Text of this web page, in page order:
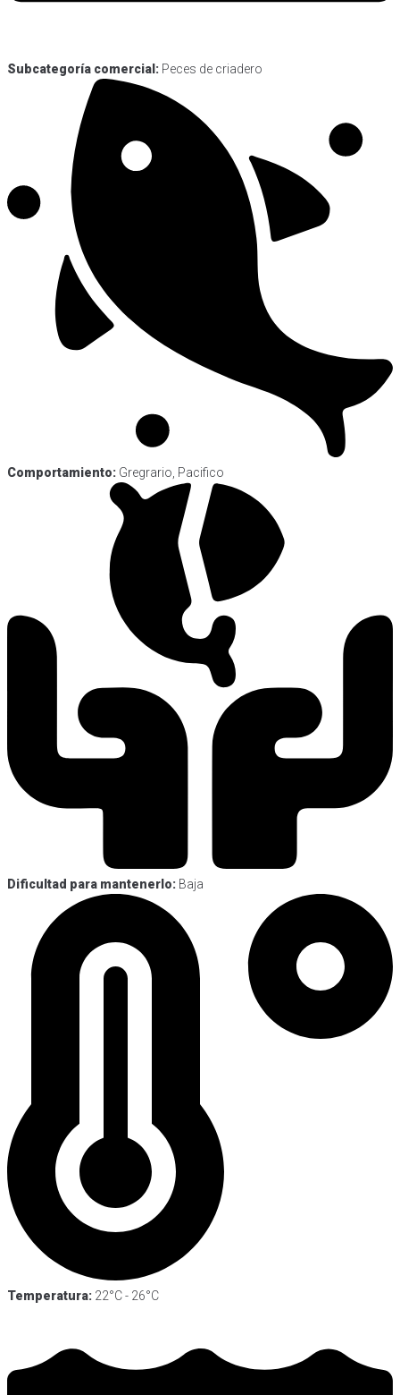
Subcategoría comercial: Peces de criadero
Comportamiento: Gregrario, Pacifico
Dificultad para mantenerlo: Baja
Temperatura: 22°C - 26°C